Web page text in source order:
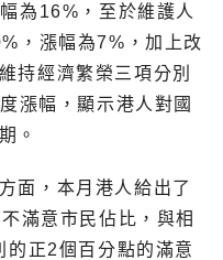
為16%，至於維護人
，漲幅為7%，加上改
持經濟繁榮三項分別
漲幅，顯示港人對國
。
面，本月港人給出了
滿意市民佔比，與相
的正2個百分點的滿意